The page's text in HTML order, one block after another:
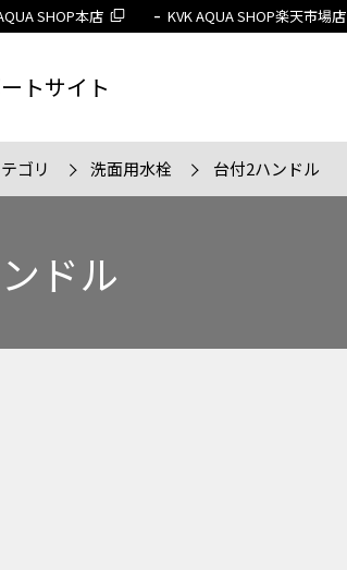
トサイト
SHOP本店 KVK AQUA SHOP楽天市場店
ゴリ 洗面用水栓 台付2ハンドル
ドル